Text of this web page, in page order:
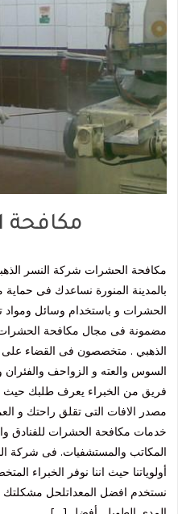
مكافحة
مكافحة الحشرات شركة النسر
بالمدينة المنورة نساعدك فى
الحشرات و باستخدام وسائل
مضمونة فى مجال مكافحة
الذهبي . متخصصون فى القضاء
السوس والعته و الزواحف والفئران
فريق من الخبراء يعرف طلبك حيث
مصدر الافات التى تقلق راحتك و
خدمات مكافحة الحشرات للفنادق
المكاتب والمستشفيات. فى شركة
أولوياتنا حيث اننا نوفر الخبراء
نستخدم افضل المعداتلحل